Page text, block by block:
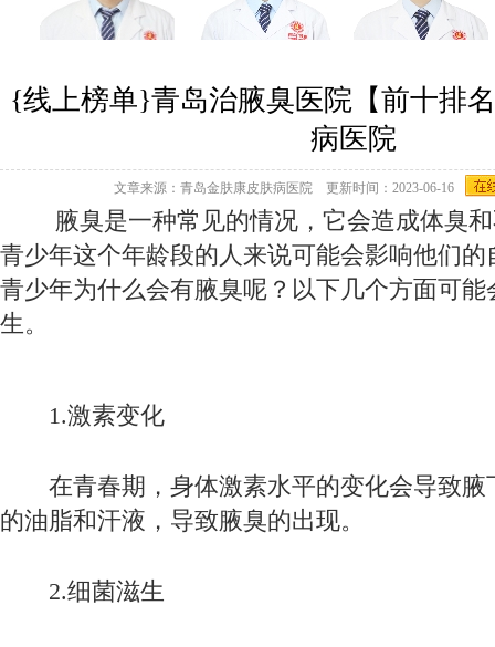
{线上榜单}青岛治腋臭医院【前十排
病医院
文章来源：青岛金肤康皮肤病医院 更新时间：2023-06-16
腋臭是一种常见的情况，它会造成体臭和
青少年这个年龄段的人来说可能会影响他们
青少年为什么会有腋臭呢？以下几个方面可
生。
1.激素变化
在青春期，身体激素水平的变化会导致腋
的油脂和汗液，导致腋臭的出现。
2.细菌滋生